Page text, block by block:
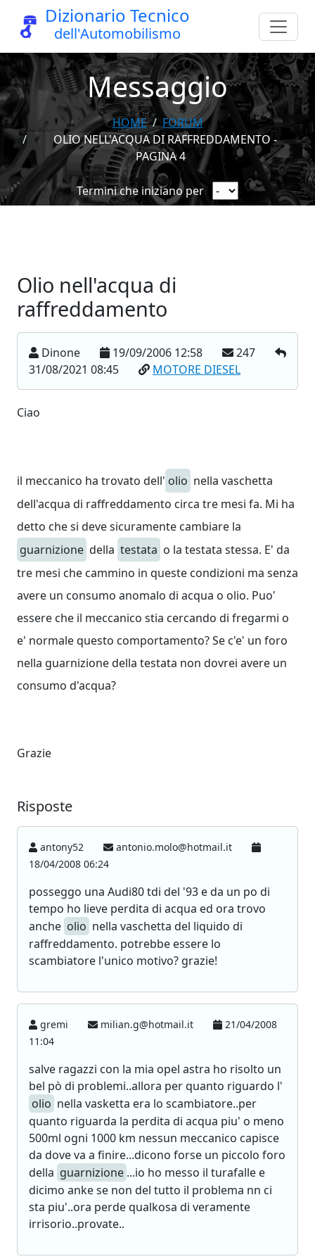
Dizionario Tecnico
dell'Automobilismo
Messaggio
HOME
FORUM
OLIO NELL'ACQUA DI RAFFREDDAMENTO -
PAGINA 4
Termini che iniziano per
Olio nell'acqua di
raffreddamento
Dinone 19/09/2006 12:58
247
31/08/2021 08:45
MOTORE DIESEL
Ciao
il meccanico ha trovato dell' olio nella vaschetta
dell'acqua di raffreddamento circa tre mesi fa. Mi ha
detto che si deve sicuramente cambiare la
guarnizione della testata o la testata stessa. E' da
tre mesi che cammino in queste condizioni ma senza
avere un consumo anomalo di acqua o olio. Puo'
essere che il meccanico stia cercando di fregarmi o
e' normale questo comportamento? Se c'e' un foro
nella guarnizione della testata non dovrei avere un
consumo d'acqua?
Grazie
Risposte
antony52
antonio.molo@hotmail.it
18/04/2008 06:24
posseggo una Audi80 tdi del '93 e da un po di
tempo ho lieve perdita di acqua ed ora trovo
anche olio nella vaschetta del liquido di
raffreddamento. potrebbe essere lo
scambiatore l'unico motivo? grazie!
gremi milian.g@hotmail.it
21/04/2008
11:04
salve ragazzi con la mia opel astra ho risolto un
bel pò di problemi..allora per quanto riguardo l'
olio nella vasketta era lo scambiatore..per
quanto riguarda la perdita di acqua piu' o meno
500ml ogni 1000 km nessun meccanico capisce
da dove va a finire...dicono forse un piccolo foro
della guarnizione ...io ho messo il turafalle e
dicimo anke se non del tutto il problema nn ci
sta piu'..ora perde qualkosa di veramente
irrisorio..provate..